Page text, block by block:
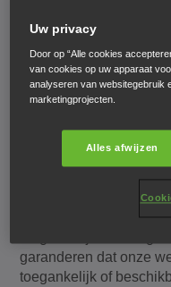
pagina regelmatig om
eventuele wijzigingen,
zijn.
Toegang tot onze
We trachten ervoor te
garanderen dat onze
toegankelijk of
Uw privacy
Door op “Alle cookies
van cookies op uw apparaat
analyseren van websitegebruik
marketingprojecten.
Alles afwijzen